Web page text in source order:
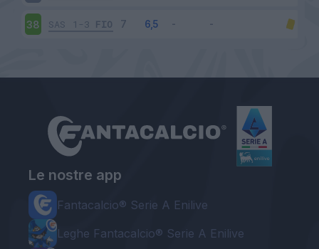
38 SAS 1-3 FIO
Le nostre app
Fantacalcio® Serie A Enilive
Leghe Fantacalcio® Serie A Enilive